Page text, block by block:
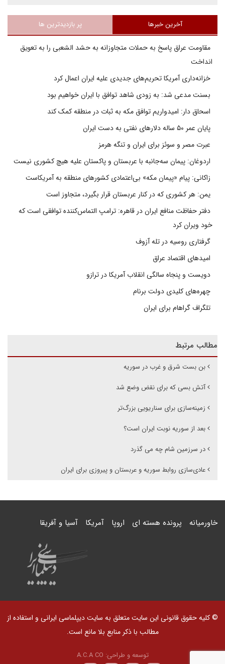
آخرین خبرها پر بازدیدترین ها
مقاومت عراق پاسخ به حملات متجاوزانه به حشد الشعبی را به تعویق
انداخت
خزانه‌داری آمریکا تحریم‌های جدیدی علیه ایران اعمال کرد
بسنت مدعی شد: به زودی شاهد توافق با ایران خواهیم بود
اسحاق دار: امیدواریم توافق مکه به ثبات در منطقه کمک کند
پایان عمر ۵۰ ساله دلارهای نفتی به دست ایران
عبرت مصر و سوئز برای ایران و تنگه هرمز
اردوغان: پیمان سه‌جانبه با عربستان و پاکستان علیه هیچ کشوری نیست
زاکانی: پیام «پیمان مکه» بی‌اعتمادی کشورهای منطقه به آمریکاست
یمن: هر کشوری که در کنار عربستان قرار بگیرد، متجاوز است
دفتر حفاظت منافع ایران در قاهره: ترامپ التماس‌کننده توافقی است که
خود ویران کرد
گرفتاری روسیه در تله آزوف
امیدهای اقتصاد عراق
دویست و پنجاه سالگی انقلاب آمریکا در ترازو
چهره‌های کلیدی دولت برنام
تلگراف گراهام برای ایران
مطالب مرتبط
بن بست شرق و غرب در سوریه
آتش بسی که برای نقض وضع شد
زمینه‌سازی برای سناریویی بزرگ‌تر
بعد از سوریه نوبت ایران است؟
در سرزمین شام چه می گذرد
عادی‌سازی روابط سوریه و عربستان و پیروزی برای ایران
خاورمیانه پرونده هسته ای اروپا آمریکا آسیا و آفریقا
© کلیه حقوق قانونی این سایت متعلق به سایت دیپلماسی ایرانی و استفاده از
مطالب با ذکر منابع بلا مانع است.
توسعه و طراحی: A.C.A CO